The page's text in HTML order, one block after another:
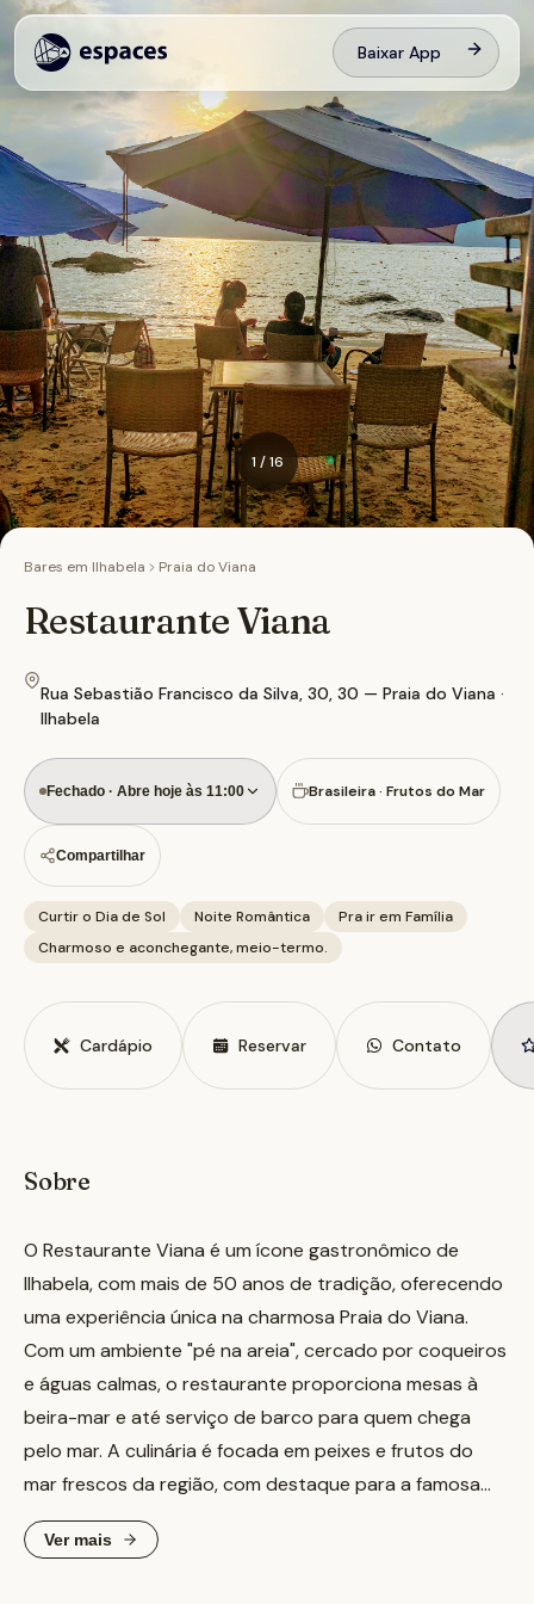
Baixar App
1 /16
Bares em Ilhabela Praia do Viana
Restaurante Viana
Rua Sebastião Francisco da Silva, 30, 30 — Praia do Viana ·
Ilhabela
Fechado · Abre hoje às 11:00 Brasileira · Frutos do Mar
Compartilhar
Curtir o Dia de Sol Noite Romântica
Pra ir em Família
Charmoso e aconchegante, meio-termo.
Cardápio Reservar Contato
Sobre
O Restaurante Viana é um ícone gastronômico de
Ilhabela, com mais de 50 anos de tradição, oferecendo
uma experiência única na charmosa Praia do Viana.
Com um ambiente "pé na areia", cercado por coqueiros
e águas calmas, o restaurante proporciona mesas à
beira-mar e até serviço de barco para quem chega
pelo mar. A culinária é focada em peixes e frutos do
mar frescos da região, com destaque para a famosa
casquinha de camarão, servida em uma barquete de
massa comestível patenteada, cuja receita é um
Ver mais